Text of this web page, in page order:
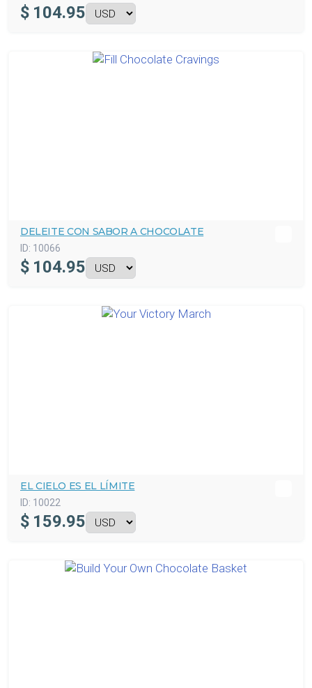
$ 104.95
DELEITE CON SABOR A CHOCOLATE
ID: 10066
$ 104.95
EL CIELO ES EL LÍMITE
ID: 10022
$ 159.95